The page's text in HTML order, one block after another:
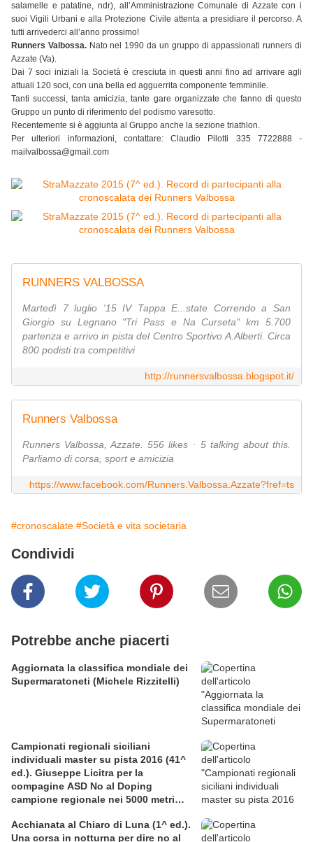
salamelle e patatine, ndr), all’Amministrazione Comunale di Azzate con i
suoi Vigili Urbani e alla Protezione Civile attenta a presidiare il percorso. A
tutti arrivederci all’anno prossimo!
Runners Valbossa.Nato nel 1990 da un gruppo di appassionati runners di
Azzate (Va).
Dai 7 soci iniziali la Società è cresciuta in questi anni fino ad arrivare agli
attuali 120 soci, con una bella ed agguerrita componente femminile.
Tanti successi, tanta amicizia, tante gare organizzate che fanno di questo
Gruppo un punto di riferimento del podismo varesotto.
Recentemente si è aggiunta al Gruppo anche la sezione triathlon.
Per ulteriori informazioni, contattare: Claudio Pilotti 335 7722888 -
mailvalbossa@gmail.com
RUNNERS VALBOSSA
Martedì 7 luglio '15 IV Tappa E...state Correndo a San
Giorgio su Legnano "Tri Pass e Na Curseta" km 5.700
partenza e arrivo in pista del Centro Sportivo A.Alberti. Circa
800 podisti tra competitivi
http://runnersvalbossa.blogspot.it/
Runners Valbossa
Runners Valbossa, Azzate. 556 likes · 5 talking about this.
Parliamo di corsa, sport e amicizia
https://www.facebook.com/Runners.Valbossa.Azzate?fref=ts
#cronoscalate #Società e vita societaria
Condividi
Potrebbe anche piacerti
Aggiornata la classifica mondiale dei
Supermaratoneti (Michele Rizzitelli)
Campionati regionali siciliani
individuali master su pista 2016 (41^
ed.). Giuseppe Licitra per la
compagine ASD No al Doping
campione regionale nei 5000 metri
Acchianata al Chiaro di Luna (1^ ed.).
Una corsa in notturna per dire no al